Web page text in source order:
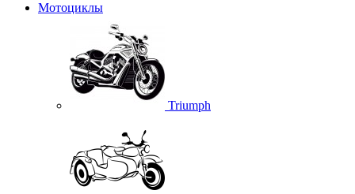
Мотоциклы
Triumph